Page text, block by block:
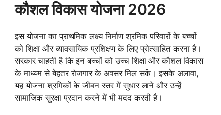
कौशल विकास योजना2026
इस योजना का प्राथमिक लक्ष्य निर्माण श्रमिक परिवारों के बच्चों
को शिक्षा और व्यावसायिक प्रशिक्षण के लिए प्रोत्साहित करना है।
सरकार चाहती है कि इन बच्चों को उच्च शिक्षा और कौशल विकास
के माध्यम से बेहतर रोजगार के अवसर मिल सकें। इसके अलावा,
यह योजना श्रमिकों के जीवन स्तर में सुधार लाने और उन्हें
सामाजिक सुरक्षा प्रदान करने में भी मदद करती है।